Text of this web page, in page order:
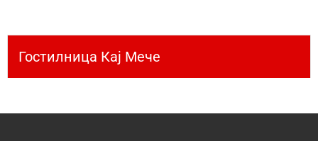
Гостилница Кај Мече